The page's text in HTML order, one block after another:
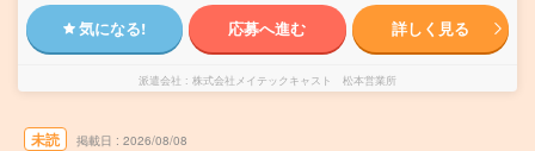
気になる! 応募へ進む 詳しく見る
派遣会社 株式会社メイテックキャスト 松本営業所
未読 掲載日 2026/08/08